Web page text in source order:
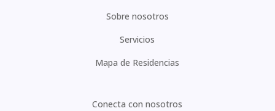
Sobre nosotros
Servicios
Mapa de Residencias
Conecta con nosotros